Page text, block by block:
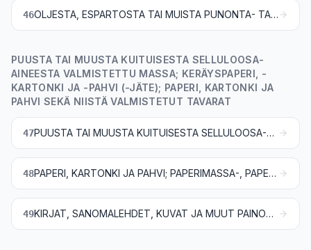
46 OLJESTA, ESPARTOSTA TAI MUISTA PUNONTA- TAI PALMIKOINTIAINEISTA VALMISTETUT TAVARAT; KORI- JA PUNONTATEOKSET
PUUSTA TAI MUUSTA KUITUISESTA SELLULOOSA-
AINEESTA VALMISTETTU MASSA; KERÄYSPAPERI, -
KARTONKI JA -PAHVI (-JÄTE); PAPERI, KARTONKI JA
PAHVI SEKÄ NIISTÄ VALMISTETUT TAVARAT
47 PUUSTA TAI MUUSTA KUITUISESTA SELLULOOSA-AINEESTA VALMISTETTU MASSA; KERÄYSPAPERI, -KARTONKI JA -PAHVI (-JÄTE)
48 PAPERI, KARTONKI JA PAHVI; PAPERIMASSA-, PAPERI-, KARTONKI- JA PAHVITAVARAT
49 KIRJAT, SANOMALEHDET, KUVAT JA MUUT PAINOTUOTTEET; KÄSIKIRJOITUKSET, KONEKIRJOITUKSET JA TYÖPIIRUSTUKSET